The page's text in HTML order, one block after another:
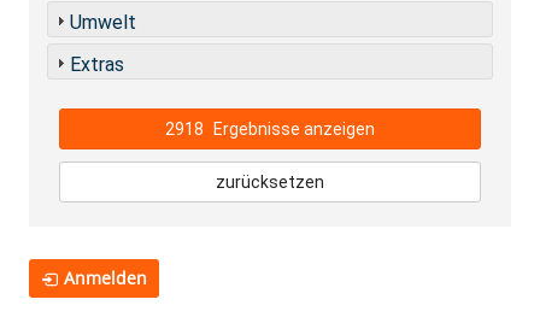
Umwelt
Extras
2918 Ergebnisse anzeigen
zurücksetzen
Anmelden